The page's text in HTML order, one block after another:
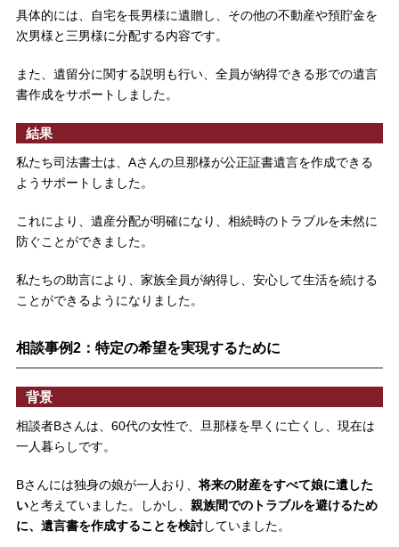
具体的には、自宅を長男様に遺贈し、その他の不動産や預貯金を
次男様と三男様に分配する内容です。
また、遺留分に関する説明も行い、全員が納得できる形での遺言
書作成をサポートしました。
結果
私たち司法書士は、Aさんの旦那様が公正証書遺言を作成できる
ようサポートしました。
これにより、遺産分配が明確になり、相続時のトラブルを未然に
防ぐことができました。
私たちの助言により、家族全員が納得し、安心して生活を続ける
ことができるようになりました。
相談事例2：特定の希望を実現するために
背景
相談者Bさんは、60代の女性で、旦那様を早くに亡くし、現在は
一人暮らしです。
Bさんには独身の娘が一人おり、将来の財産をすべて娘に遺した
いと考えていました。しかし、 親族間でのトラブルを避けるため
に、遺言書を作成することを検討していました。